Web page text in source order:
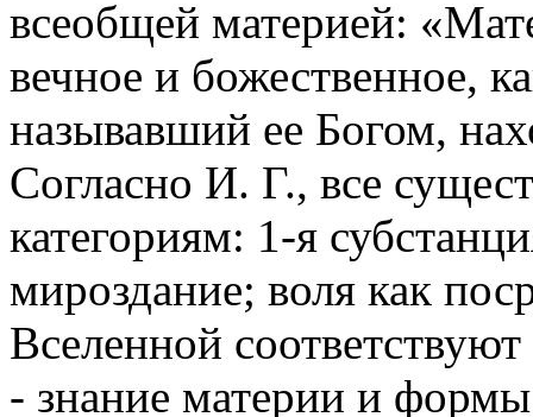
всеобщей материей:
вечное и божественное,
называвший ее Богом,
Согласно И. Г., все
категориям: 1-я
мироздание; воля как
Вселенной
- знание материи и